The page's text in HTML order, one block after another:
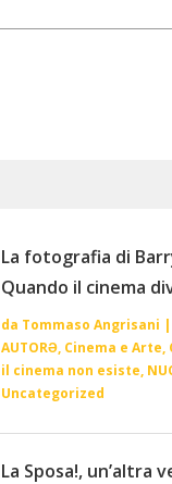
La fotografia di
Quando il cinema
da Tommaso Angrisani |
AUTORƏ, Cinema e Arte,
il cinema non esiste,
Uncategorized
La Sposa!, un’altra